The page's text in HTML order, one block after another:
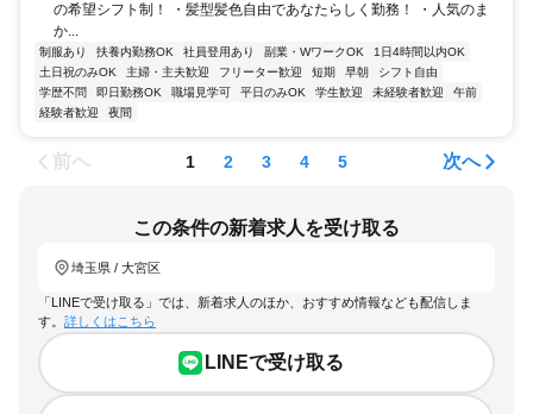
の希望シフト制！ ・髪型髪色自由であなたらしく勤務！ ・人気のま
か...
制服あり 扶養内勤務OK 社員登用あり 副業・WワークOK
1日4時間以内OK
土日祝のみOK
主婦・主夫歓迎 フリーター歓迎 短期 早朝
シフト自由
学歴不問
即日勤務OK 職場見学可 平日のみOK 学生歓迎 未経験者歓迎
午前
経験者歓迎
夜間
前へ 1 2 3 4 5 次へ
この条件の新着求人を受け取る
埼玉県 / 大宮区
「LINEで受け取る」では、新着求人のほか、おすすめ情報なども配信しま
す。 詳しくはこちら
LINEで受け取る